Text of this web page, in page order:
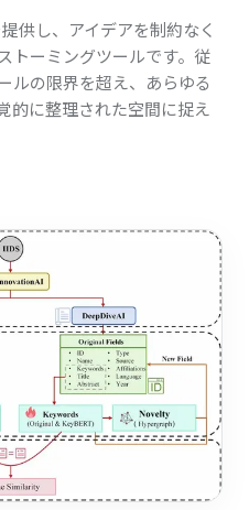
供し、アイデアを制約なく
トーミングツールです。従
ルの限界を超え、あらゆる
的に整理された空間に捉え